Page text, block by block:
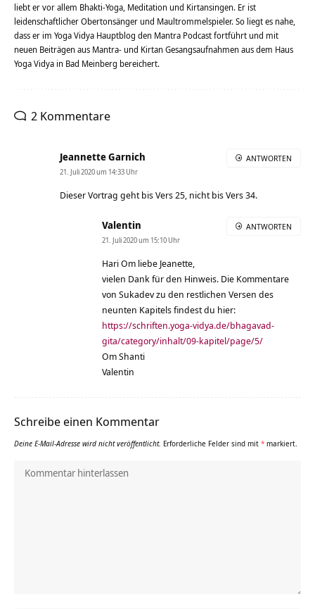
liebt er vor allem Bhakti-Yoga, Meditation und Kirtansingen. Er ist
leidenschaftlicher Obertonsänger und Maultrommelspieler. So liegt es nahe,
dass er im Yoga Vidya Hauptblog den Mantra Podcast fortführt und mit
neuen Beiträgen aus Mantra- und Kirtan Gesangsaufnahmen aus dem Haus
Yoga Vidya in Bad Meinberg bereichert.
2 Kommentare
Jeannette Garnich
21. Juli 2020 um 14:33 Uhr
Dieser Vortrag geht bis Vers 25, nicht bis Vers 34.
ANTWORTEN
Valentin
21. Juli 2020 um 15:10 Uhr
Hari Om liebe Jeanette,
vielen Dank für den Hinweis. Die Kommentare
von Sukadev zu den restlichen Versen des
neunten Kapitels findest du hier:
https://schriften.yoga-vidya.de/bhagavad-
gita/category/inhalt/09-kapitel/page/5/
Om Shanti
Valentin
ANTWORTEN
Schreibe einen Kommentar
Deine E-Mail-Adresse wird nicht veröffentlicht. Erforderliche Felder sind mit * markiert.